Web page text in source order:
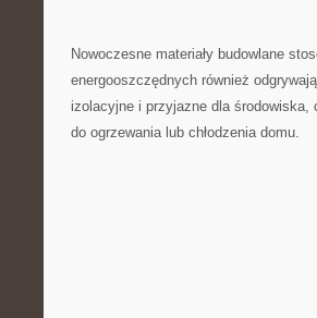
Nowoczesne ⁤materiały ⁤budowlane
energooszczędnych również⁢
izolacyjne i przyjazne dla środowiska,
do ogrzewania lub chłodzenia domu.